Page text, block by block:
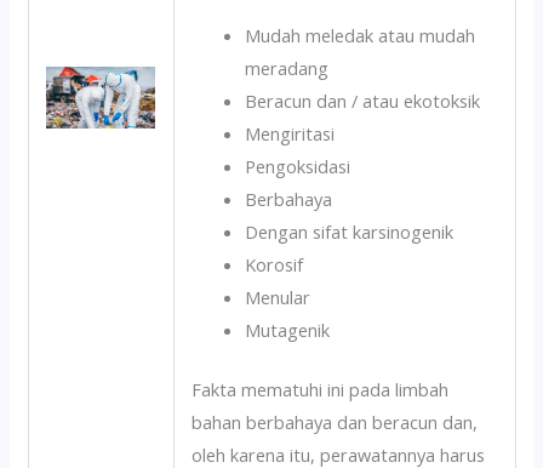
Mudah meledak atau mudah
meradang
Beracun dan / atau ekotoksik
Mengiritasi
Pengoksidasi
Berbahaya
Dengan sifat karsinogenik
Korosif
Menular
Mutagenik
Fakta mematuhi ini pada limbah
bahan berbahaya dan beracun dan,
oleh karena itu, perawatannya harus